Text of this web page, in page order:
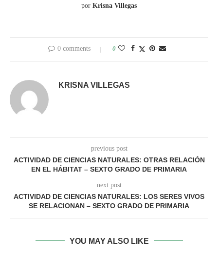
por Krisna Villegas
0 comments 0
KRISNA VILLEGAS
previous post
ACTIVIDAD DE CIENCIAS NATURALES: OTRAS RELACIÓN
EN EL HÁBITAT – SEXTO GRADO DE PRIMARIA
next post
ACTIVIDAD DE CIENCIAS NATURALES: LOS SERES VIVOS
SE RELACIONAN – SEXTO GRADO DE PRIMARIA
YOU MAY ALSO LIKE